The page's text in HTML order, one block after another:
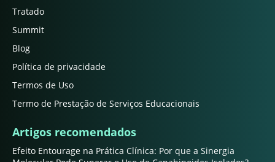
Tratado
Summit
Blog
Política de privacidade
Termos de Uso
Termo de Prestação de Serviços Educacionais
Artigos recomendados
Efeito Entourage na Prática Clínica: Por que a Sinergia